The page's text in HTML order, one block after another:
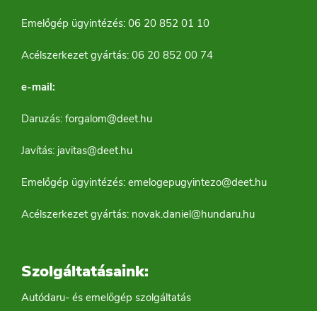
Emelőgép ügyintézés: 06 20 852 01 10
Acélszerkezet gyártás: 06 20 852 00 74
e-mail:
Daruzás: forgalom@deet.hu
Javítás: javitas@deet.hu
Emelőgép ügyintézés: emelogepugyintezo@deet.hu
Acélszerkezet gyártás: novak.daniel@hundaru.hu
Szolgáltatásaink:
Autódaru- és emelőgép szolgáltatás